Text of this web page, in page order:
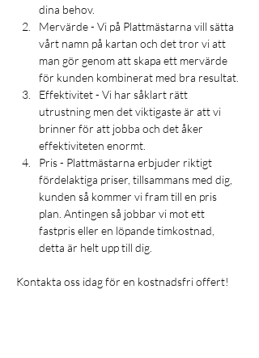
dina behov.​
Mervärde - Vi på Plattmästarna vill sätta
vårt namn på kartan och det tror vi att
man gör genom att skapa ett mervärde
för kunden kombinerat med bra resultat.
Effektivitet - Vi har såklart rätt
utrustning men det viktigaste är att vi
brinner för att jobba och det åker
effektiviteten enormt.
Pris - Plattmästarna erbjuder riktigt
fördelaktiga priser, tillsammans med dig,
kunden så kommer vi fram till en pris
plan. Antingen så jobbar vi mot ett
fastpris eller en löpande timkostnad,
detta är helt upp till dig.
Kontakta oss idag för en kostnadsfri offert!